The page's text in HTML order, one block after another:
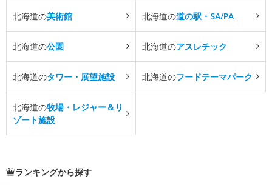
北海道の美術館 北海道の道の駅・SA/PA
北海道の公園 北海道のアスレチック
北海道のタワー・展望施設 北海道のフードテーマパーク
北海道の牧場・レジャー＆リ
ゾート施設
ランキングから探す